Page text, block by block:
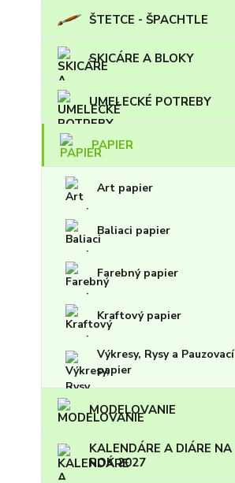
ŠTETCE - ŠPACHTLE
SKICÁRE A BLOKY
UMELECKÉ POTREBY
PAPIER
Art papier
Baliaci papier
Farebný papier
Kraftový papier
Výkresy, Rysy a Pauzovací
papier
MODELOVANIE
KALENDÁRE A DIÁRE NA
ROK 2027